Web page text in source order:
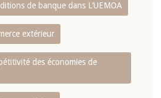
de banque dans L‘UEMOA
extérieur
des économies de